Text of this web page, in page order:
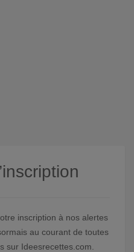
inscription à nos alertes
au courant de toutes
sur Ideesrecettes.com.